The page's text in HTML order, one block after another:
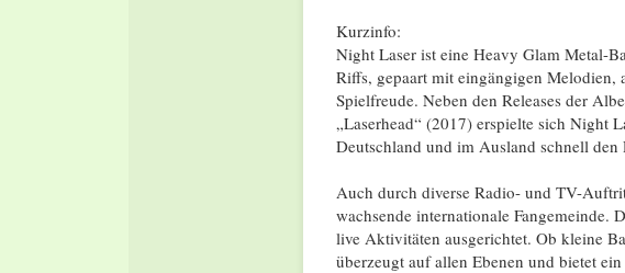
Kurzinfo:
Night Laser ist eine Heavy Glam Metal-
Riffs, gepaart mit eingängigen
Spielfreude. Neben den Releases der
„Laserhead“ (2017) erspielte sich Night
Deutschland und im Ausland schnell
Auch durch diverse Radio- und TV-
wachsende internationale Fangemeinde.
live Aktivitäten ausgerichtet. Ob kleine
überzeugt auf allen Ebenen und bietet